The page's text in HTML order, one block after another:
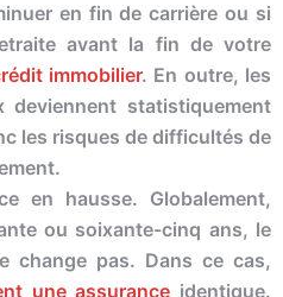
en fin de carrière ou si
avant la fin de votre
immobilier. En outre, les
deviennent statistiquement
les risques de difficultés de
en hausse. Globalement,
ou soixante-cinq ans, le
change pas. Dans ce cas,
une assurance identique.